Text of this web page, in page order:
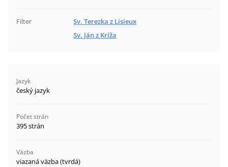
Filter
Sv. Terezka z Lisieux
Sv. Ján z Kríža
Jazyk
český jazyk
Počet strán
395 strán
Väzba
viazaná väzba (tvrdá)